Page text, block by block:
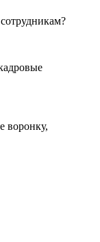
воронку,